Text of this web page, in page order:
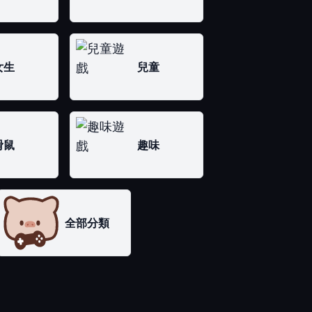
生 兒童
鼠 趣味
全部分類